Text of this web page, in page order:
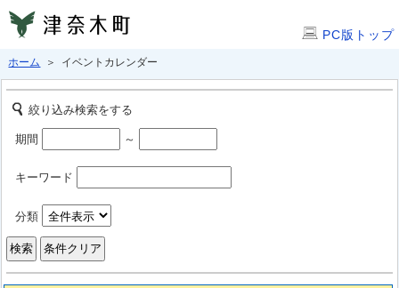
PC版トップ
ホーム ＞ イベントカレンダー
絞り込み検索をする
期間 ～
キーワード
分類